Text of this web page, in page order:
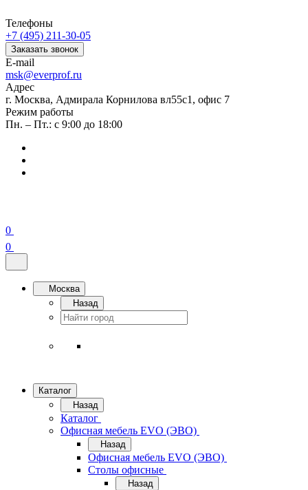
Телефоны
+7 (495) 211-30-05
Заказать звонок
E-mail
msk@everprof.ru
Адрес
г. Москва, Адмирала Корнилова вл55с1, офис 7
Режим работы
Пн. – Пт.: с 9:00 до 18:00
0
0
Москва
Назад
Каталог
Назад
Каталог
Офисная мебель EVO (ЭВО)
Назад
Офисная мебель EVO (ЭВО)
Cтолы офисные
Назад